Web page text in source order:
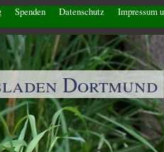
Spenden Datenschutz Impressum
Dortmund